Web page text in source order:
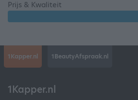
Prijs & Kwaliteit
1Kapper.nl 1BeautyAfspraak.nl
1Kapper.nl